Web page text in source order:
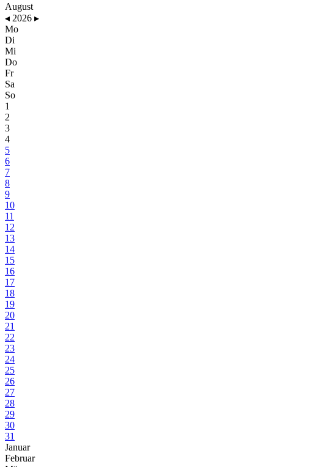
August
◂ 2026 ▸
Mo
Di
Mi
Do
Fr
Sa
So
1
2
3
4
5
6
7
8
9
10
11
12
13
14
15
16
17
18
19
20
21
22
23
24
25
26
27
28
29
30
31
Januar
Februar